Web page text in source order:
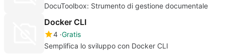
DocuToolbox: Strumento di gestione documentale
Docker CLI
4 Gratis
Semplifica lo sviluppo con Docker CLI